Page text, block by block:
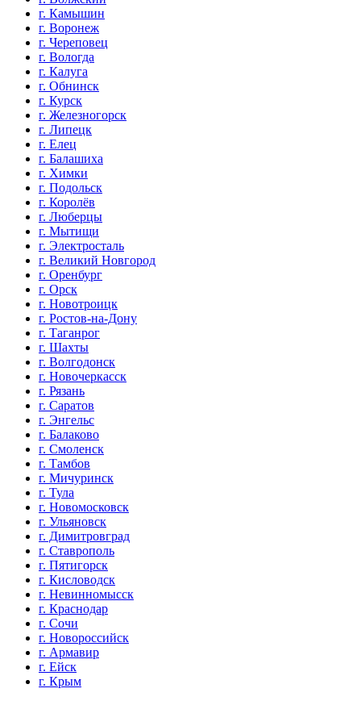
г. Камышин
г. Воронеж
г. Череповец
г. Вологда
г. Калуга
г. Обнинск
г. Курск
г. Железногорск
г. Липецк
г. Елец
г. Балашиха
г. Химки
г. Подольск
г. Королёв
г. Люберцы
г. Мытищи
г. Электросталь
г. Великий Новгород
г. Оренбург
г. Орск
г. Новотроицк
г. Ростов-на-Дону
г. Таганрог
г. Шахты
г. Волгодонск
г. Новочеркасск
г. Рязань
г. Саратов
г. Энгельс
г. Балаково
г. Смоленск
г. Тамбов
г. Мичуринск
г. Тула
г. Новомосковск
г. Ульяновск
г. Димитровград
г. Ставрополь
г. Пятигорск
г. Кисловодск
г. Невинномысск
г. Краснодар
г. Сочи
г. Новороссийск
г. Армавир
г. Ейск
г. Крым